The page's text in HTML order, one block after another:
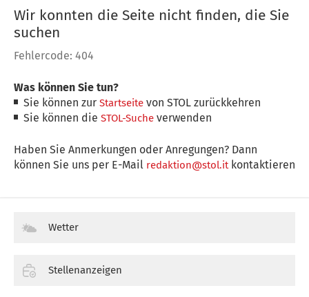
Wir konnten die Seite nicht finden, die Sie
suchen
Fehlercode: 404
Was können Sie tun?
Sie können zurStartseite von STOL zurückkehren
Sie können dieSTOL-Suche verwenden
Haben Sie Anmerkungen oder Anregungen? Dann
können Sie uns per E-Mail redaktion@stol.itkontaktieren
Wetter
Stellenanzeigen